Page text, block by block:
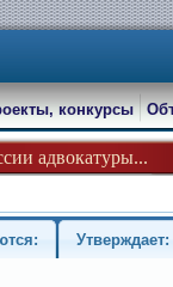
адвокатуры...
конкурсы
Утверждает: